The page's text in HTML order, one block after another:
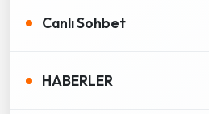
Canlı Sohbet
HABERLER